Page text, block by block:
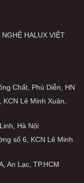
HALUX VIỆT
Chất, Phú Diễn, HN
Lê Minh Xuân,
Hà Nội
số 6, KCN Lê Minh
An Lạc, TP.HCM